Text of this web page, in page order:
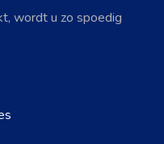
wordt u zo spoedig